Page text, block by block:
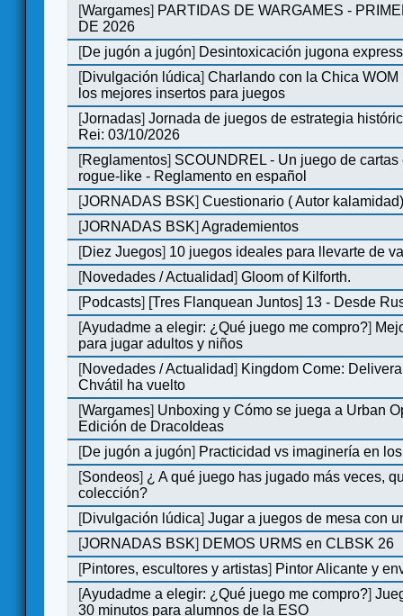
[Wargames] PARTIDAS DE WARGAMES -
DE 2026
[De jugón a jugón] Desintoxicación jugona express
[Divulgación lúdica]Charlando con la Chica WOM
los mejores insertos para juegos
[Jornadas]Jornada de juegos de estrategia
Rei: 03/10/2026
[Reglamentos] SCOUNDREL - Un juego de cartas
rogue-like - Reglamento en español
[JORNADAS BSK]Cuestionario ( Autor
[JORNADAS BSK]Agrademientos
[Diez Juegos] 10 juegos ideales para llevarte de
[Novedades / Actualidad]Gloom of Kilforth.
[Podcasts] [Tres Flanquean Juntos] 13 - Desde
[Ayudadme a elegir: ¿Qué juego me compro?]
para jugar adultos y niños
[Novedades / Actualidad] Kingdom Come:
Chvátil ha vuelto
[Wargames] Unboxing y Cómo se juega a Urban
Edición de DracoIdeas
[De jugón a jugón] Practicidad vs imaginería en
[Sondeos] ¿ A qué juego has jugado más veces,
colección?
[Divulgación lúdica]Jugar a juegos de mesa con
[JORNADAS BSK] DEMOS URMS en CLBSK 26
[Pintores, escultores y artistas] Pintor Alicante y
[Ayudadme a elegir: ¿Qué juego me compro?]
30 minutos para alumnos de la ESO